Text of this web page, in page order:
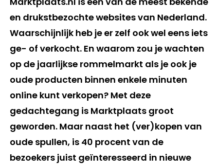
en drukstbezochte websites van Nederland.
Waarschijnlijk heb je er zelf ook wel eens iets
ge- of verkocht. En waarom zou je wachten
op de jaarlijkse rommelmarkt als je ook je
oude producten binnen enkele minuten
online kunt verkopen? Met deze
gedachtegang is Marktplaats groot
geworden. Maar naast het (ver)kopen van
oude spullen, is 40 procent van de
bezoekers juist geïnteresseerd in nieuwe